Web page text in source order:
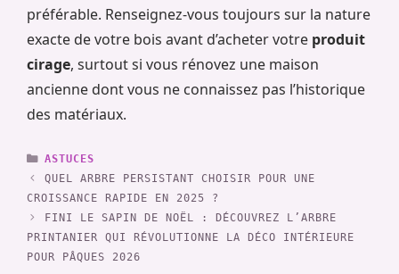
préférable. Renseignez-vous toujours sur la nature
exacte de votre bois avant d’acheter votre produit
cirage, surtout si vous rénovez une maison
ancienne dont vous ne connaissez pas l’historique
des matériaux.
CATÉGORIES
ASTUCES
QUEL ARBRE PERSISTANT CHOISIR POUR UNE
CROISSANCE RAPIDE EN 2025 ?
FINI LE SAPIN DE NOËL : DÉCOUVREZ L’ARBRE
PRINTANIER QUI RÉVOLUTIONNE LA DÉCO INTÉRIEURE
POUR PÂQUES 2026